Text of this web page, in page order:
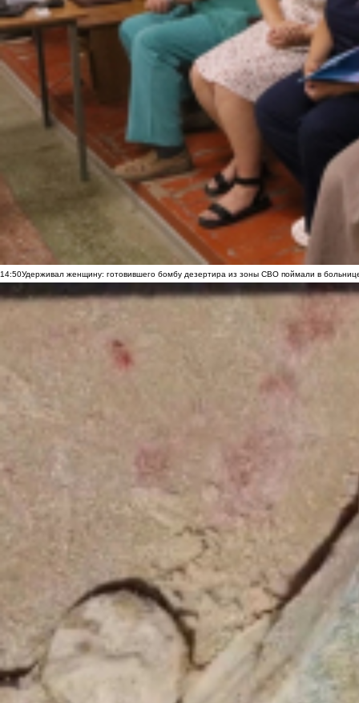
14:50Удерживал женщину: готовившего бомбу дезертира из зоны СВО поймали в